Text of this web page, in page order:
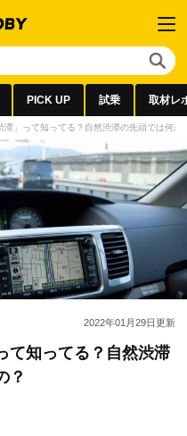
PICK UP 試乗 取材レ
滞」って知ってる？自然渋滞の先頭では何が
2022年01月29日更新
て知ってる？自然渋滞
？